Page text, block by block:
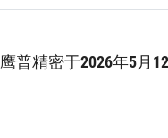
鹰普精密于2026年5月